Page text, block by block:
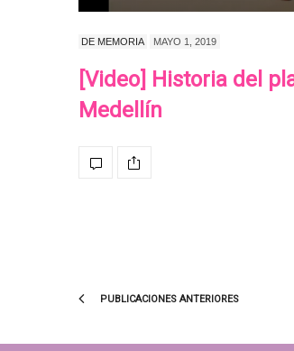
DE MEMORIA MAYO 1, 2019
[Video] Historia del
Medellín
PUBLICACIONES ANTERIORES